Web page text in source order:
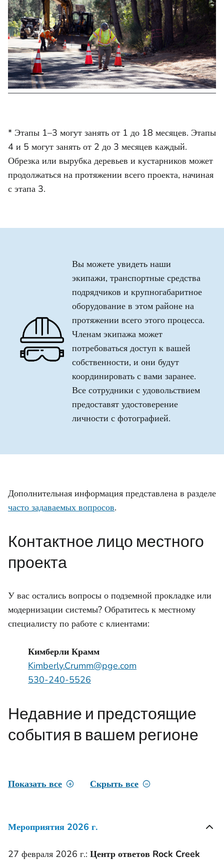
* Этапы 1–3 могут занять от 1 до 18 месяцев. Этапы
4 и 5 могут занять от 2 до 3 месяцев каждый.
Обрезка или вырубка деревьев и кустарников может
продолжаться на протяжении всего проекта, начиная
с этапа 3.
Вы можете увидеть наши
экипажи, транспортные средства
подрядчиков и крупногабаритное
оборудование в этом районе на
протяжении всего этого процесса.
Членам экипажа может
потребоваться доступ к вашей
собственности, и они будут
координировать с вами заранее.
Все сотрудники с удовольствием
предоставят удостоверение
личности с фотографией.
Дополнительная информация представлена в разделе
часто задаваемых вопросов.
Контактное лицо местного
проекта
У вас остались вопросы о подземной прокладке или
модернизации системы? Обратитесь к местному
специалисту по работе с клиентами:
Кимберли Крамм
Kimberly.Crumm@pge.com
530-240-5526
Недавние и предстоящие
события в вашем регионе
Показать все Скрыть все
Мероприятия 2026 г.
27 февраля 2026 г.: Центр ответов Rock Creek